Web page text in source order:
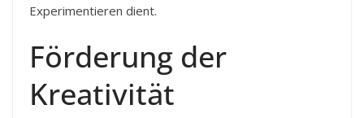
Experimentieren dient.
Förderung der
Kreativität